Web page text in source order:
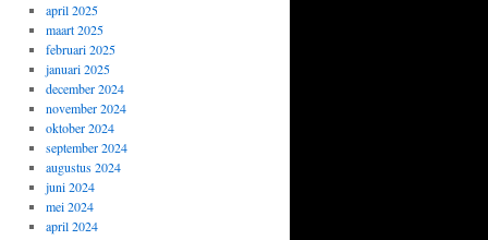
april 2025
maart 2025
februari 2025
januari 2025
december 2024
november 2024
oktober 2024
september 2024
augustus 2024
juni 2024
mei 2024
april 2024